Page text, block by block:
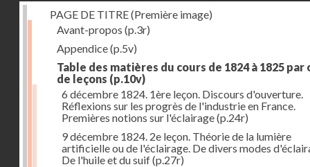
PAGE DE TITRE (Première image)
Avant-propos (p.3r)
Appendice(p.5v)
Table des matières du cours de 1824 à 1825 par
de leçons (p.10v)
6 décembre 1824. 1ère leçon. Discours d'ouverture.
Réflexions sur les progrès de l'industrie en France.
Premières notions sur l'éclairage(p.24r)
9 décembre 1824. 2e leçon. Théorie de la lumière
artificielle ou de l'éclairage. De divers modes
De l'huile et du suif(p.27r)